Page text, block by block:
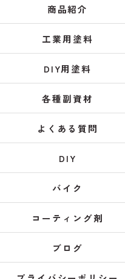
商品紹介
工業用塗料
DIY用塗料
各種副資材
よくある質問
DIY
バイク
コーティング剤
ブログ